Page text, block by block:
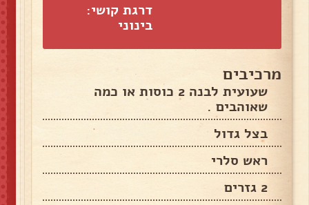
דרגת קושי:
בינוני
מרכיבים
שעועית לבנה 2 כוסות או כמה
שאוהבים .
בצל גדול
ראש סלרי
2 גזרים